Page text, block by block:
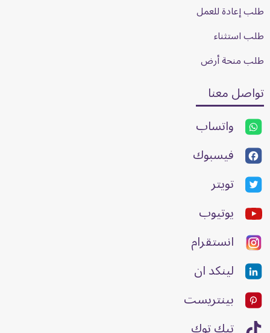
طلب إعادة للعمل
طلب استثناء
طلب منحة أرض
تواصل معنا
واتساب
فيسبوك
تويتر
يوتيوب
انستقرام
لينكد ان
بينتريست